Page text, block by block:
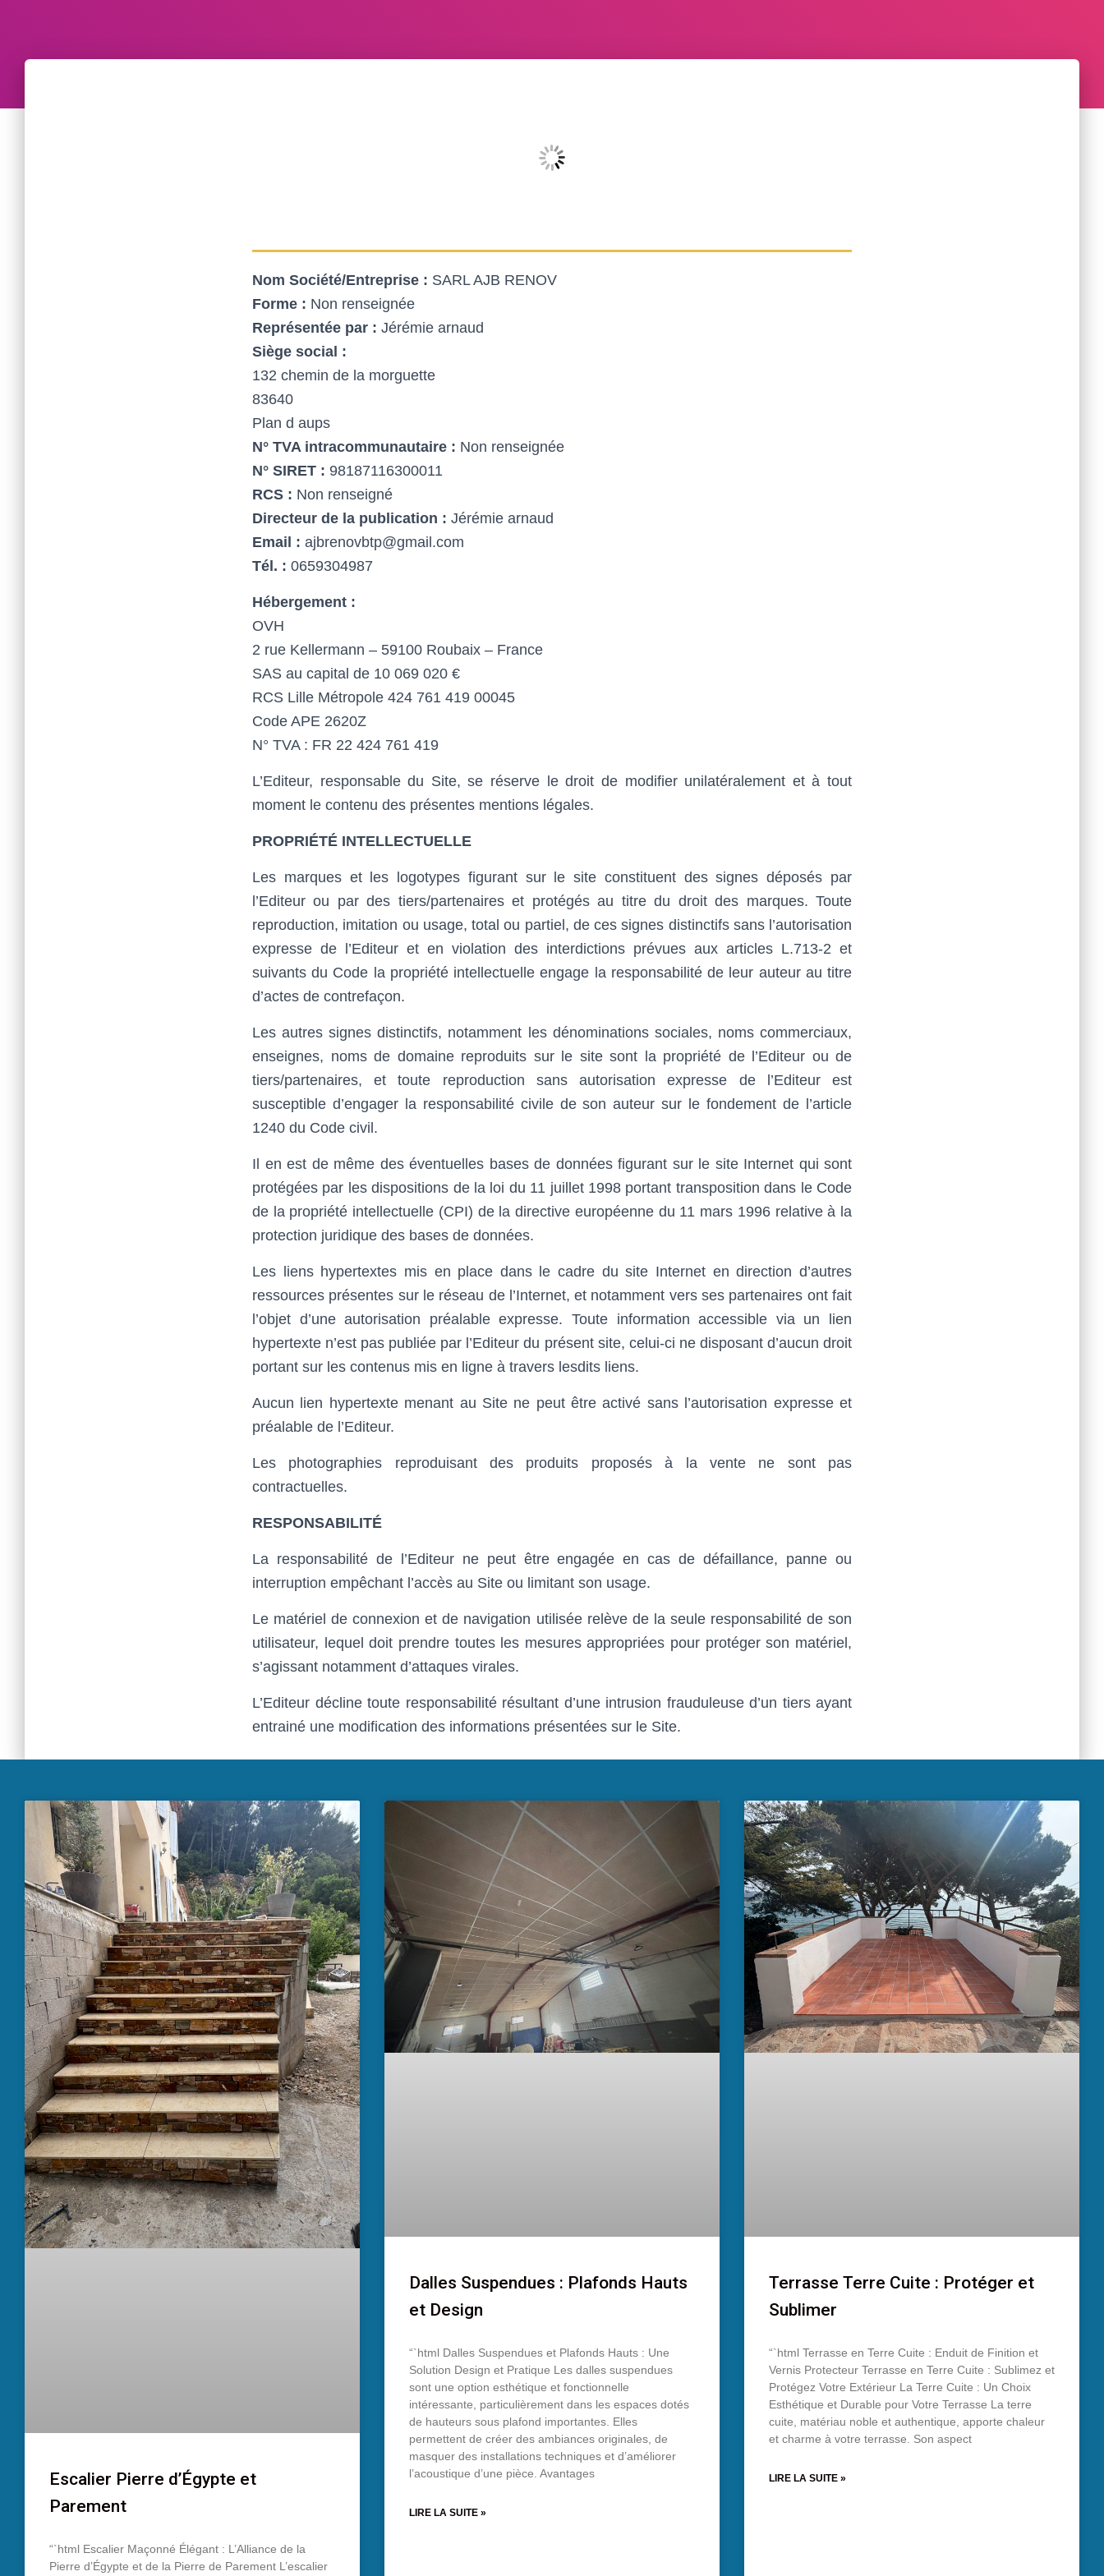
Nom Société/Entreprise : SARL AJB RENOV
Forme : Non renseignée
Représentée par : Jérémie arnaud
Siège social :
132 chemin de la morguette
83640
Plan d aups
N° TVA intracommunautaire : Non renseignée
N° SIRET : 98187116300011
RCS : Non renseigné
Directeur de la publication : Jérémie arnaud
Email : ajbrenovbtp@gmail.com
Tél. : 0659304987
Hébergement :
OVH
2 rue Kellermann – 59100 Roubaix – France
SAS au capital de 10 069 020 €
RCS Lille Métropole 424 761 419 00045
Code APE 2620Z
N° TVA : FR 22 424 761 419
L’Editeur, responsable du Site, se réserve le droit de modifier unilatéralement et à tout
moment le contenu des présentes mentions légales.
PROPRIÉTÉ INTELLECTUELLE
Les marques et les logotypes figurant sur le site constituent des signes déposés par
l’Editeur ou par des tiers/partenaires et protégés au titre du droit des marques. Toute
reproduction, imitation ou usage, total ou partiel, de ces signes distinctifs sans l’autorisation
expresse de l’Editeur et en violation des interdictions prévues aux articles L.713-2 et
suivants du Code la propriété intellectuelle engage la responsabilité de leur auteur au titre
d’actes de contrefaçon.
Les autres signes distinctifs, notamment les dénominations sociales, noms commerciaux,
enseignes, noms de domaine reproduits sur le site sont la propriété de l’Editeur ou de
tiers/partenaires, et toute reproduction sans autorisation expresse de l’Editeur est
susceptible d’engager la responsabilité civile de son auteur sur le fondement de l’article
1240 du Code civil.
Il en est de même des éventuelles bases de données figurant sur le site Internet qui sont
protégées par les dispositions de la loi du 11 juillet 1998 portant transposition dans le Code
de la propriété intellectuelle (CPI) de la directive européenne du 11 mars 1996 relative à la
protection juridique des bases de données.
Les liens hypertextes mis en place dans le cadre du site Internet en direction d’autres
ressources présentes sur le réseau de l’Internet, et notamment vers ses partenaires ont fait
l’objet d’une autorisation préalable expresse. Toute information accessible via un lien
hypertexte n’est pas publiée par l’Editeur du présent site, celui-ci ne disposant d’aucun droit
portant sur les contenus mis en ligne à travers lesdits liens.
Aucun lien hypertexte menant au Site ne peut être activé sans l’autorisation expresse et
préalable de l’Editeur.
Les photographies reproduisant des produits proposés à la vente ne sont pas
contractuelles.
RESPONSABILITÉ
La responsabilité de l’Editeur ne peut être engagée en cas de défaillance, panne ou
interruption empêchant l’accès au Site ou limitant son usage.
Le matériel de connexion et de navigation utilisée relève de la seule responsabilité de son
utilisateur, lequel doit prendre toutes les mesures appropriées pour protéger son matériel,
s’agissant notamment d’attaques virales.
L’Editeur décline toute responsabilité résultant d’une intrusion frauduleuse d’un tiers ayant
entrainé une modification des informations présentées sur le Site.
Escalier Pierre d’Égypte et
Parement
“`html Escalier Maçonné Élégant : L’Alliance de la
Pierre d’Égypte et de la Pierre de Parement L’escalier
Dalles Suspendues : Plafonds Hauts
et Design
“`html Dalles Suspendues et Plafonds Hauts : Une
Solution Design et Pratique Les dalles suspendues
sont une option esthétique et fonctionnelle
intéressante, particulièrement dans les espaces dotés
de hauteurs sous plafond importantes. Elles
permettent de créer des ambiances originales, de
masquer des installations techniques et d’améliorer
l’acoustique d’une pièce. Avantages
LIRE LA SUITE »
Terrasse Terre Cuite : Protéger et
Sublimer
“`html Terrasse en Terre Cuite : Enduit de Finition et
Vernis Protecteur Terrasse en Terre Cuite : Sublimez et
Protégez Votre Extérieur La Terre Cuite : Un Choix
Esthétique et Durable pour Votre Terrasse La terre
cuite, matériau noble et authentique, apporte chaleur
et charme à votre terrasse. Son aspect
LIRE LA SUITE »